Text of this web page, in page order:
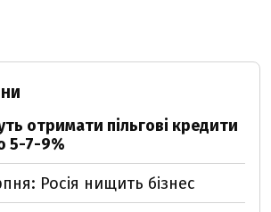
отримати пільгові кредити
5-7-9%
Росія нищить бізнес